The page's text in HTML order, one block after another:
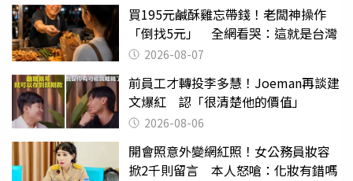
買195元鹹酥雞忘帶錢！老闆神操作
「倒找5元」 全網看哭：這就是台灣
2026-08-07
前員工才轉投李多慧！Joeman再談建
文爆紅 認「很清楚他的價值」
2026-08-06
開會照意外變網紅照！女公務員妝容
掀2千則留言 本人怒嗆：化妝有錯嗎